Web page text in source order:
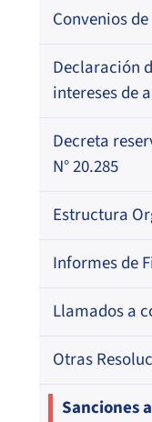
Por profesión
Regional
Regional
Por orden
Por profesión
Registro de
Regional
Por orden
Por especialidad
Registro de
Registro
Licencias
Circulares
Circulares
Resoluciones
Oficios
Para otros
Circulares
Convenios
Declaración
intereses de
Decreta
N° 20.285
Estructura
Informes de
Llamados a
Otras
Sanciones